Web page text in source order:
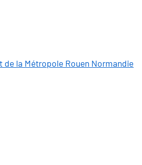
de la Métropole Rouen Normandie